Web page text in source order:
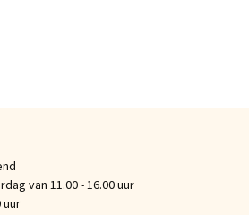
van 11.00 - 16.00 uur
uur